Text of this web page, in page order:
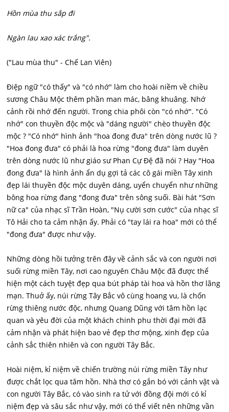
Hồn mùa thu sắp đi
Ngàn lau xao xác trắng".
("Lau mùa thu" - Chế Lan Viên)
Điệp ngữ "có thấy" và "có nhớ" làm cho hoài niềm về chiều
sương Châu Mộc thêm phần man mác, bâng khuâng. Nhớ
cảnh rồi nhớ đến người. Trong chia phôi còn "có nhớ". "Có
nhớ" con thuyền độc mộc và "dáng người" chèo thuyền độc
mộc ? "Có nhớ" hình ảnh "hoa đong đưa" trên dòng nước lũ ?
"Hoa đong đưa" có phải là hoa rừng "đong đưa" làm duyên
trên dòng nước lũ như giáo sư Phan Cự Đệ đã nói ? Hay "Hoa
đong đưa" là hình ảnh ẩn dụ gợi tả các cô gái miền Tây xinh
đẹp lái thuyền độc mộc duyên dáng, uyển chuyển như những
bông hoa rừng đang "đong đưa" trên sông suối. Bài hát "Sơn
nữ ca" của nhạc sĩ Trần Hoàn, "Nụ cười sơn cước" của nhạc sĩ
Tô Hải cho ta cảm nhận ấy. Phải có "tay lái ra hoa" mới có thể
"đong đưa" được như vậy.
Những dòng hồi tưởng trên đây về cảnh sắc và con người nơi
suối rừng miền Tây, nơi cao nguyên Châu Mộc đã được thể
hiện một cách tuyệt đẹp qua bút pháp tài hoa và hồn thơ lãng
mạn. Thuở ấy, núi rừng Tây Bắc vô cùng hoang vu, là chốn
rừng thiêng nước độc, nhưng Quang Dũng với tâm hồn lạc
quan và yêu đời của một khách chinh phu thời đại mới đã
cảm nhận và phát hiện bao vẻ đẹp thơ mộng, xinh đẹp của
cảnh sắc thiên nhiên và con người Tây Bắc.
Hoài niệm, kỉ niệm về chiến trường núi rừng miền Tây như
được chắt lọc qua tâm hồn. Nhà thơ có gắn bó với cảnh vật và
con người Tây Bắc, có vào sinh ra tử với đồng đội mới có kỉ
niệm đẹp và sâu sắc như vậy, mới có thể viết nên những vần